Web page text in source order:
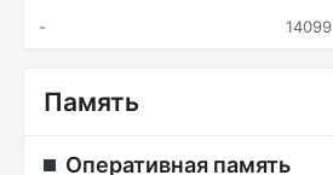
-
14099
Память
Оперативная память